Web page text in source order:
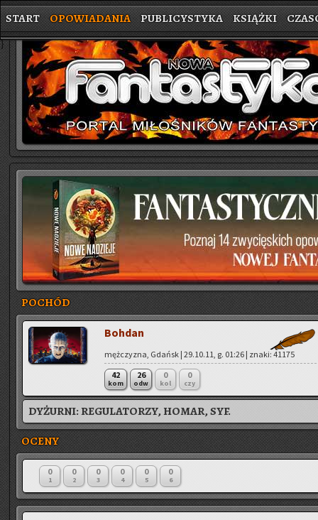
START OPOWIADANIA PUBLICYSTYKA KSIĄŻKI
}
POCHÓD
Boh­dan
męż­czy­zna, Gdańsk | 29.10.11, g. 01:26 | znaki: 41175
42
kom
26
odw
0
kol
0
czy
DYŻURNI:REGULATORZY, HOMAR, SYF.
OCENY
0
1
0
2
0
3
0
4
0
5
0
6